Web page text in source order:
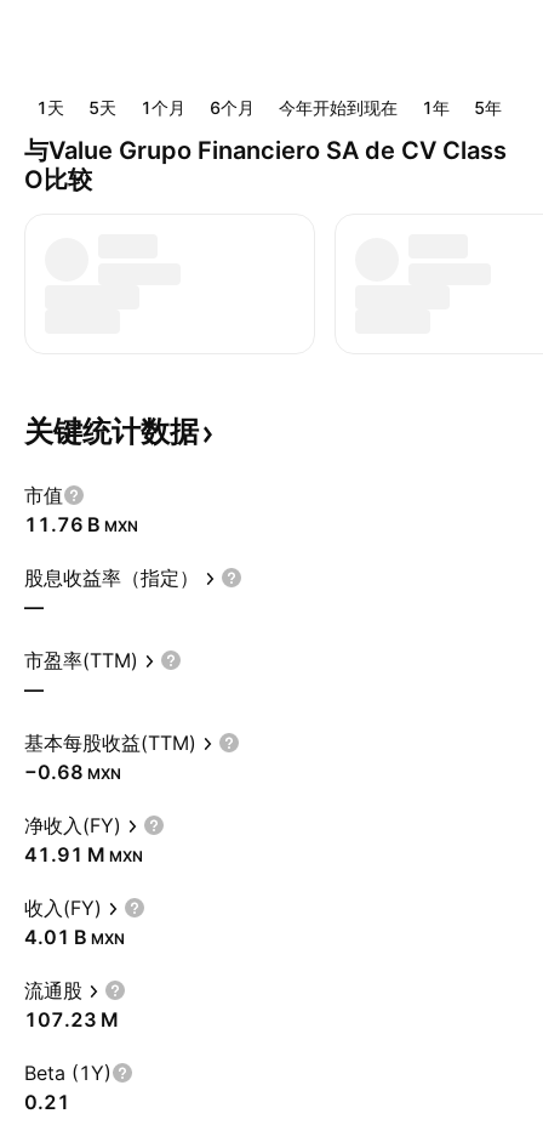
1天 5天 1个月 6个月 今年开始到现在 1年 5年
与Value Grupo Financiero SA de CV Class
O比较
关键统计数据
市值
‪11.76 B‬ MXN
股息收益率（指定）
—
市盈率(TTM)
—
基本每股收益(TTM)
−0.68 MXN
净收入(FY)
‪41.91 M‬ MXN
收入(FY)
‪4.01 B‬ MXN
流通股
‪107.23 M‬
Beta (1Y)
0.21